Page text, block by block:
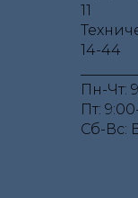
11
14-44
Пн-Чт:
Пт:
Сб-Вс: